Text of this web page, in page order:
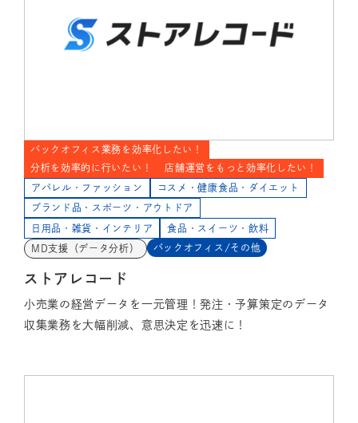
バックオフィス業務を効率化したい！
分析を効率的に行いたい！
店舗運営をもっと効率化したい！
アパレル・ファッション コスメ・健康食品・ダイエット
ブランド品・スポーツ・アウトドア
日用品・雑貨・インテリア 食品・スイーツ・飲料
MD支援（データ分析） バックオフィス/その他
ストアレコード
小売業の経営データを一元管理！発注・予算策定のデータ
収集業務を大幅削減、意思決定を迅速に！